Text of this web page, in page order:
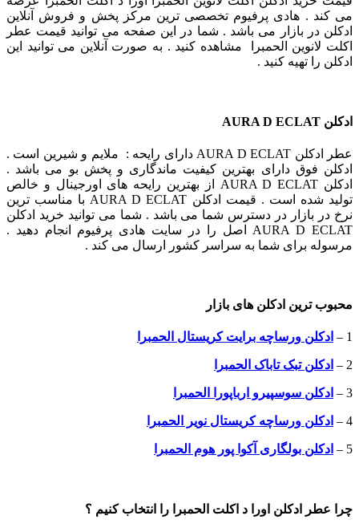
می کند . هادی پرفیوم تخصصی ترین مرکز پخش و فروش آنلاین
ادکلن در بازار می باشد . شما در این صفحه می توانید قیمت عطر
اکلت لانوین الحمبرا مشاهده کنید . به صورت آنلاین می توانید این
ادکلن را تهیه کنید .
ادکلن AURA D ECLAT
عطر ادکلن AURA D ECLAT دارای رایحه : ملایم و شیرین است .
ادکلن فوق دارای بهترین کیفیت ماندگاری و پخش بو می باشد .
ادکلن AURA D ECLAT از بهترین رایحه های اورجینال و خالص
تولید شده است . قیمت ادکلن AURA D ECLAT با مناسب ترین
نرخ در بازار در دسترس شما می باشد . شما می توانید خرید ادکلن
AURA D ECLAT اصل را در سایت هادی پرفیوم انجام دهید .
مرسوله برای شما به سراسر کشور ارسال می کند .
محبوب ترین ادکلن های بازار
1 – ادکلن ورساچه برایت کریستال الحمبرا
2 – ادکلن تبک تاباک الحمبرا
3 – ادکلن سوسپیرو ارباپورا الحمبرا
4 – ادکلن ورساچه کریستال نویر الحمبرا
5 – ادکلن بولگاری آکوا پور هوم الحمبرا
چرا عطر ادکلن اورا د اکلت الحمبرا را انتخاب کنیم ؟